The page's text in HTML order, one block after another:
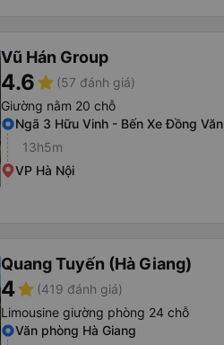
Vũ Hán Group
4.6star (57 đánh giá)
Giường nằm 20 chỗ
Ngã 3 Hữu Vinh - Bến Xe Đồng Văn
13h5m
VP Hà Nội
Quang Tuyến (Hà Giang)
4star (419 đánh giá)
Limousine giường phòng 24 chỗ
Văn phòng Hà Giang